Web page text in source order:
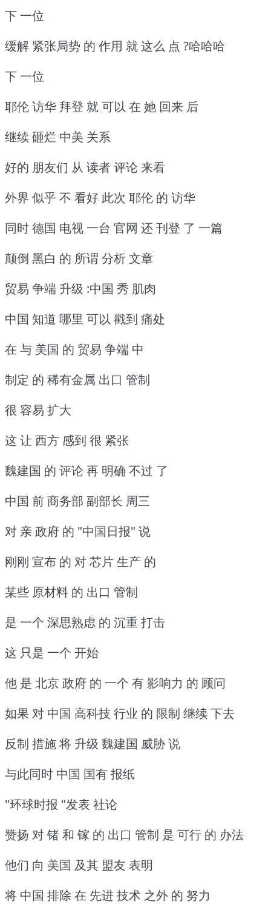
下 一位
缓解 紧张局势 的 作用 就 这么 点 ?哈哈哈
下 一位
耶伦 访华 拜登 就 可以 在 她 回来 后
继续 砸烂 中美 关系
好的 朋友们 从 读者 评论 来看
外界 似乎 不 看好 此次 耶伦 的 访华
同时 德国 电视 一台 官网 还 刊登 了 一篇
颠倒 黑白 的 所谓 分析 文章
贸易 争端 升级 :中国 秀 肌肉
中国 知道 哪里 可以 戳到 痛处
在 与 美国 的 贸易 争端 中
制定 的 稀有金属 出口 管制
很 容易 扩大
这 让 西方 感到 很 紧张
魏建国 的 评论 再 明确 不过 了
中国 前 商务部 副部长 周三
对 亲 政府 的 "中国日报" 说
刚刚 宣布 的 对 芯片 生产 的
某些 原材料 的 出口 管制
是 一个 深思熟虑 的 沉重 打击
这 只是 一个 开始
他 是 北京 政府 的 一个 有 影响力 的 顾问
如果 对 中国 高科技 行业 的 限制 继续 下去
反制 措施 将 升级 魏建国 威胁 说
与此同时 中国 国有 报纸
"环球时报 "发表 社论
赞扬 对 锗 和 镓 的 出口 管制 是 可行 的 办法
他们 向 美国 及其 盟友 表明
将 中国 排除 在 先进 技术 之外 的 努力